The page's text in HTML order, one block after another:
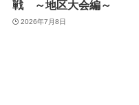
戦 ～地区大会編～
2026年7月8日